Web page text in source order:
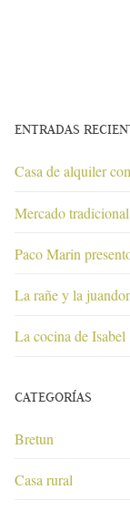
ENTRADAS
Casa de alquiler
Mercado
Paco Marin
La rañe y la
La cocina de Isabel
CATEGORÍAS
Bretun
Casa rural